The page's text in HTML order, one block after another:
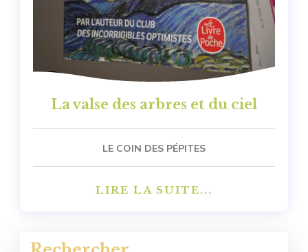
La valse des arbres et du ciel
LE COIN DES PÉPITES
LIRE LA SUITE...